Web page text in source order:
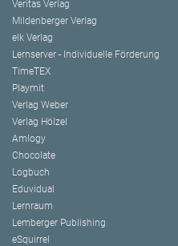
Veritas Verlag
Mildenberger Verlag
elk Verlag
Lernserver - Individuelle Förderung
TimeTEX
Playmit
Verlag Weber
Verlag Hölzel
Amlogy
Chocolate
Logbuch
Eduvidual
Lernraum
Lemberger Publishing
eSquirrel